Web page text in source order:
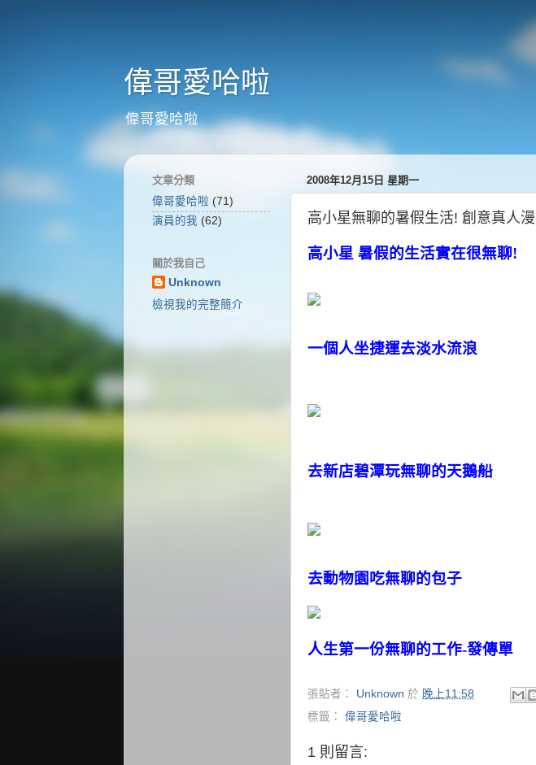
偉哥愛哈啦
偉哥愛哈啦
2008年12月15日 星期一
高小星無聊的暑假生活! 創意真人
高小星 暑假的生活實在很無聊!
一個人坐捷運去淡水流浪
去新店碧潭玩無聊的天鵝船
去動物園吃無聊的包子
人生第一份無聊的工作-發傳單
張貼者： Unknown 於 晚上11:58
標籤： 偉哥愛哈啦
1 則留言:
文章分類
偉哥愛哈啦 (71)
演員的我 (62)
關於我自己
Unknown
檢視我的完整簡介